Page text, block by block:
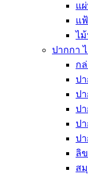
แ
แ
ไ
ปากกา
ก
ป
ปา
ป
ป
ป
ลิ
ส